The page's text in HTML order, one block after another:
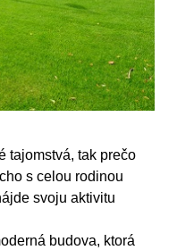
tajomstvá, tak prečo
s celou rodinou
svoju aktivitu
budova, ktorá